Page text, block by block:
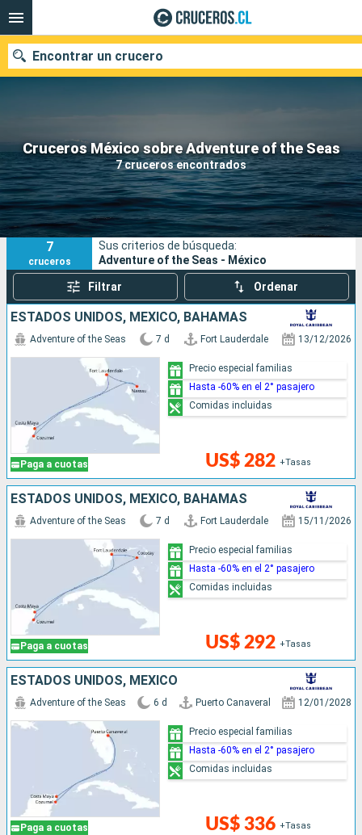
Cruceros México sobre Adventure of the Seas
7 cruceros encontrados
Encontrar un crucero
Nuestros destinos
Fecha de salida
Puertos Compañías
Buscar
7
cruceros
Sus criterios de búsqueda:
Adventure of the Seas - México
Filtrar Ordenar
ESTADOS UNIDOS, MÉXICO, BAHAMAS
Paga a cuotas
Adventure of the Seas 7 d Fort Lauderdale 13/12/2026
US$ 282 +Tasas
Precio especial familias
Hasta -60% en el 2° pasajero
Comidas incluidas
ESTADOS UNIDOS, MÉXICO, BAHAMAS
Paga a cuotas
Adventure of the Seas 7 d Fort Lauderdale 15/11/2026
US$ 292 +Tasas
Precio especial familias
Hasta -60% en el 2° pasajero
Comidas incluidas
ESTADOS UNIDOS, MÉXICO
Paga a cuotas
Adventure of the Seas 6 d Puerto Canaveral 12/01/2028
US$ 336 +Tasas
Precio especial familias
Hasta -60% en el 2° pasajero
Comidas incluidas